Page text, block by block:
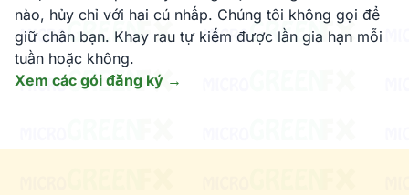
nào, hủy chỉ với hai cú nhấp. Chúng tôi không gọi để
giữ chân bạn. Khay rau tự kiếm được lần gia hạn mỗi
tuần hoặc không.
Xem các gói đăng ký →